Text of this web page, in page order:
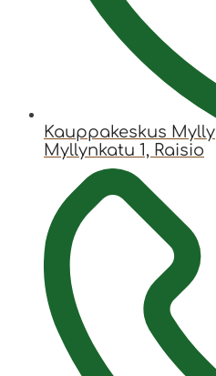
Kauppakeskus Mylly
Myllynkatu 1, Raisio